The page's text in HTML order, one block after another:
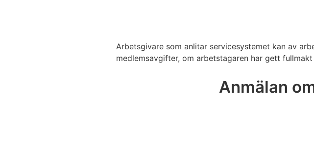
Arbetsgivare som anlitar servicesystemet kan av
medlemsavgifter, om arbetstagaren har gett
Anmälan